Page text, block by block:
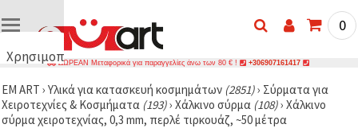
Χρησιμοποιούμε
🍪
Χρησιμοποιούμε
cookies και
0
ΔΩΡΕΑΝ Μεταφορικά για παραγγελίες άνω των 80 € ! +306907161417
EM ART › Υλικά για κατασκευή κοσμημάτων (2851)› Σύρματα για
Χειροτεχνίες & Κοσμήματα (193)› Χάλκινο σύρμα (108)› Χάλκινο
σύρμα χειροτεχνίας, 0,3 mm, περλέ τιρκουάζ, ~50 μέτρα